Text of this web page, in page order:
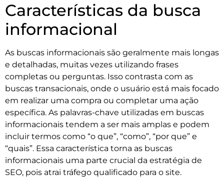
Características da busca
informacional
As buscas informacionais são geralmente mais longas
e detalhadas, muitas vezes utilizando frases
completas ou perguntas. Isso contrasta com as
buscas transacionais, onde o usuário está mais focado
em realizar uma compra ou completar uma ação
específica. As palavras-chave utilizadas em buscas
informacionais tendem a ser mais amplas e podem
incluir termos como “o que”, “como”, “por que” e
“quais”. Essa característica torna as buscas
informacionais uma parte crucial da estratégia de
SEO, pois atrai tráfego qualificado para o site.